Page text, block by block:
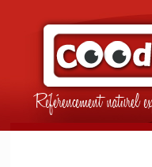
Référencement naturel